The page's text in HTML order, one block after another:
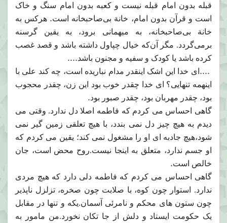
قبله بدون امام قبله نیست و کعبه بدون امام سنگ و خاک
است و قرآن بدون امام، خانة بی‌صاحبخانه است. هرکس به
خانة بی‌صاحبخانه، به میهمانى برود، به یقین گرسنه
برمی‌گردد. مگر آن‌که خیال چپاول داشته باشد و قصد غصب
کرده باشد یا کودک و سفیه و مجنون باشد....
.... ای خدا این اشک اینقدر مدام نباریده است، چه کند علی با
اینهمه تنهایی؟ ای خدا چقدر خوب بود این زن، چقدر محجوب
بود، چقدر مهربان بود، چقدر صبور بود.
گاهی احساس می کردم که فاطمه اصلا دل ندارد. وقتی می
دیدم به هیچ چیز دل نمی بندد، با هیچ تعلقی زمین گیر نمی
شود،هیچ جادبه ای او را مشغول نمی کند؛ یقین می کردم که
او جسم ندارد، متعلق به اینجا نیست.روح محض است، جان
خالص است.
گاهی احساس می کردم که فاطمه دلی دارد که هیچ مردی
ندارد. استوار چون کوه، با صلابت چون صخره، تزلزل ناپذیر
چون ستون های محکم و نامرئی آسمان.یکه و تنها در مقابل
یک حکومت ایستاد و دلش از جا تکان نخورد.من مامور به